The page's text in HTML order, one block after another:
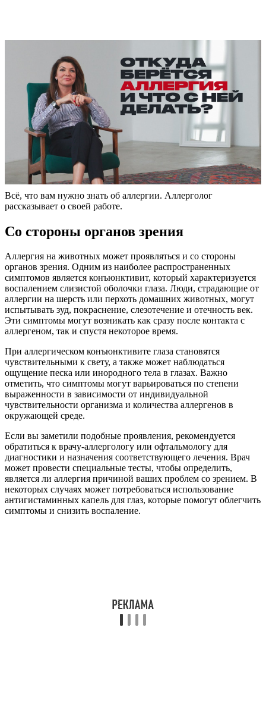
Всё, что вам нужно знать об аллергии. Аллерголог
рассказывает о своей работе.
Со стороны органов зрения
Аллергия на животных может проявляться и со стороны
органов зрения. Одним из наиболее распространенных
симптомов является конъюнктивит, который характеризуется
воспалением слизистой оболочки глаза. Люди, страдающие от
аллергии на шерсть или перхоть домашних животных, могут
испытывать зуд, покраснение, слезотечение и отечность век.
Эти симптомы могут возникать как сразу после контакта с
аллергеном, так и спустя некоторое время.
При аллергическом конъюнктивите глаза становятся
чувствительными к свету, а также может наблюдаться
ощущение песка или инородного тела в глазах. Важно
отметить, что симптомы могут варьироваться по степени
выраженности в зависимости от индивидуальной
чувствительности организма и количества аллергенов в
окружающей среде.
Если вы заметили подобные проявления, рекомендуется
обратиться к врачу-аллергологу или офтальмологу для
диагностики и назначения соответствующего лечения. Врач
может провести специальные тесты, чтобы определить,
является ли аллергия причиной ваших проблем со зрением. В
некоторых случаях может потребоваться использование
антигистаминных капель для глаз, которые помогут облегчить
симптомы и снизить воспаление.